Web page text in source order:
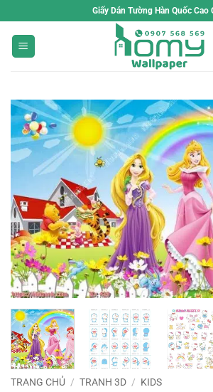
qua
dung
Giấy Dán Tường Hàn Quốc Cao
TRANG CHỦ / TRANH 3D / KIDS